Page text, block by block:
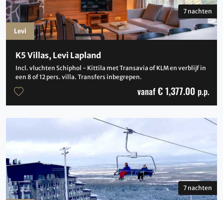
K5 Villas, Levi Lapland
Incl. vluchten Schiphol - Kittila met Transavia of KLM en verblijf in
een 8 of 12 pers. villa. Transfers inbegrepen.
7 nachten
vanaf € 1,377.00 p.p.
Levi
7 nachten